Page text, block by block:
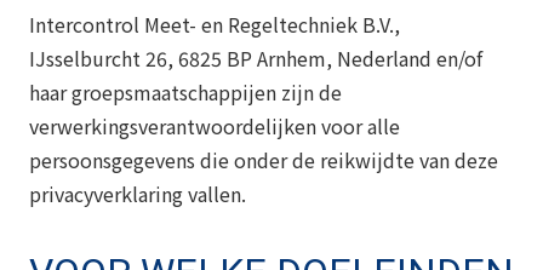
Intercontrol Meet- en Regeltechniek B.V.,
IJsselburcht 26, 6825 BP Arnhem, Nederland en/of
haar groepsmaatschappijen zijn de
verwerkingsverantwoordelijken voor alle
persoonsgegevens die onder de reikwijdte van deze
privacyverklaring vallen.